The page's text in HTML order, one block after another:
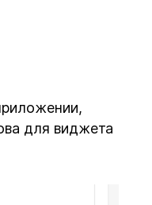
для виджета